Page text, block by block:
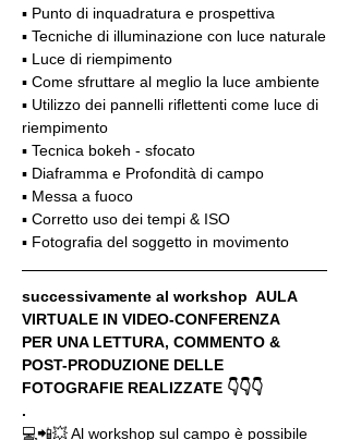
▪️ Punto di inquadratura e prospettiva
▪️ Tecniche di illuminazione con luce naturale
▪️ Luce di riempimento
▪️ Come sfruttare al meglio la luce ambiente
▪️ Utilizzo dei pannelli riflettenti come luce di
riempimento
▪️ Tecnica bokeh - sfocato
▪️ Diaframma e Profondità di campo
▪️ Messa a fuoco
▪️ Corretto uso dei tempi & ISO
▪️ Fotografia del soggetto in movimento
successivamente al workshop  AULA
VIRTUALE IN VIDEO-CONFERENZA
PER UNA LETTURA, COMMENTO &
POST-PRODUZIONE DELLE
FOTOGRAFIE REALIZZATE 👇👇👇
.
💻📲💥 Al workshop sul campo è possibile